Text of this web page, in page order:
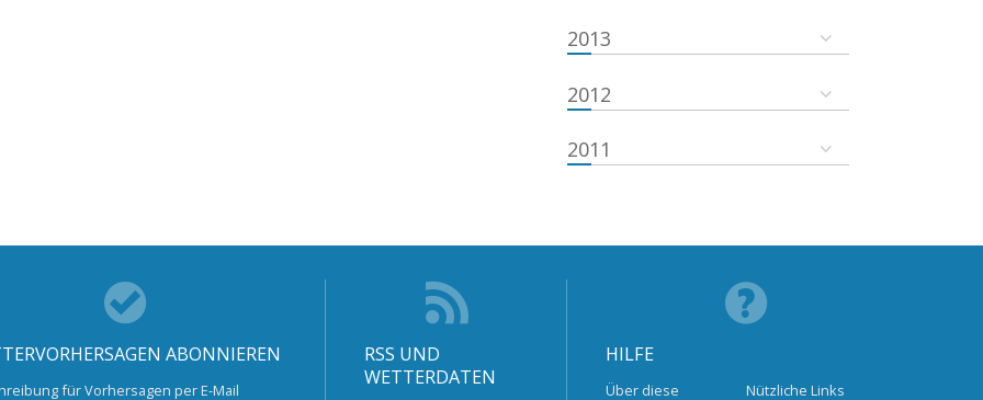
2013
2012
2011
ABONNIEREN
für Vorhersagen per E-Mail
RSS UND
WETTERDATEN
HILFE
Über diese Nützliche Links